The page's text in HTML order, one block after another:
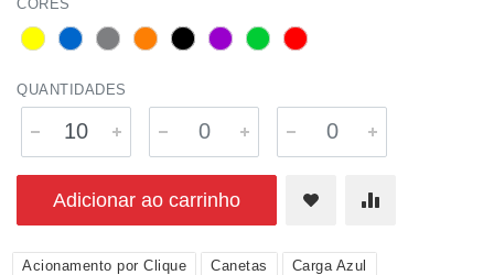
CORES
QUANTIDADES
Adicionar ao carrinho
Acionamento por Clique Canetas
Carga Azul